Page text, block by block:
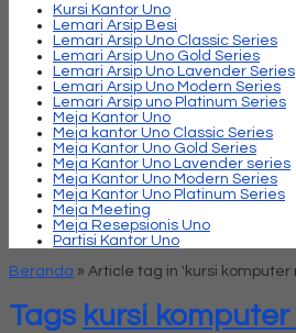
Kursi Kantor Uno
Lemari Arsip Besi
Lemari Arsip Uno Classic Series
Lemari Arsip Uno Gold Series
Lemari Arsip Uno Lavender Series
Lemari Arsip Uno Modern Series
Lemari Arsip uno Platinum Series
Meja Kantor Uno
Meja kantor Uno Classic Series
Meja Kantor Uno Gold Series
Meja Kantor Uno Lavender series
Meja Kantor Uno Modern Series
Meja Kantor Uno Platinum Series
Meja Meeting
Meja Resepsionis Uno
Partisi Kantor Uno
Beranda » Article tag in 'kursi komputer
Tags kursi